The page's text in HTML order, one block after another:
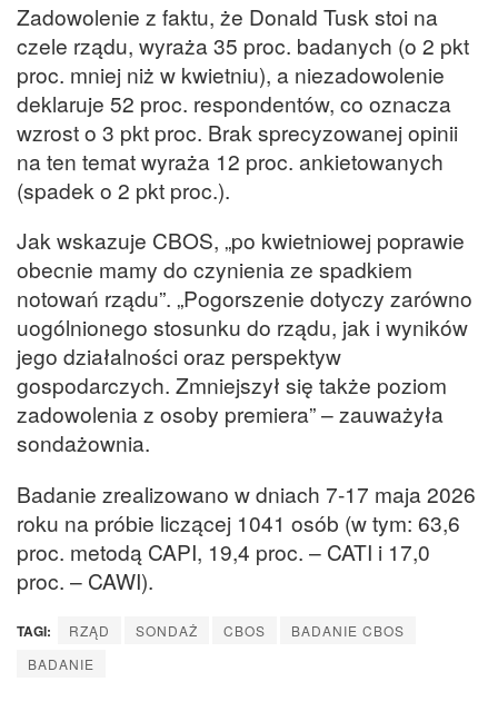
Zadowolenie z faktu, że Donald Tusk stoi na
czele rządu, wyraża 35 proc. badanych (o 2 pkt
proc. mniej niż w kwietniu), a niezadowolenie
deklaruje 52 proc. respondentów, co oznacza
wzrost o 3 pkt proc. Brak sprecyzowanej opinii
na ten temat wyraża 12 proc. ankietowanych
(spadek o 2 pkt proc.).
Jak wskazuje CBOS, „po kwietniowej poprawie
obecnie mamy do czynienia ze spadkiem
notowań rządu”. „Pogorszenie dotyczy zarówno
uogólnionego stosunku do rządu, jak i wyników
jego działalności oraz perspektyw
gospodarczych. Zmniejszył się także poziom
zadowolenia z osoby premiera” – zauważyła
sondażownia.
Badanie zrealizowano w dniach 7-17 maja 2026
roku na próbie liczącej 1041 osób (w tym: 63,6
proc. metodą CAPI, 19,4 proc. – CATI i 17,0
proc. – CAWI).
TAGI: RZĄD SONDAŻ CBOS
BADANIE CBOS
BADANIE